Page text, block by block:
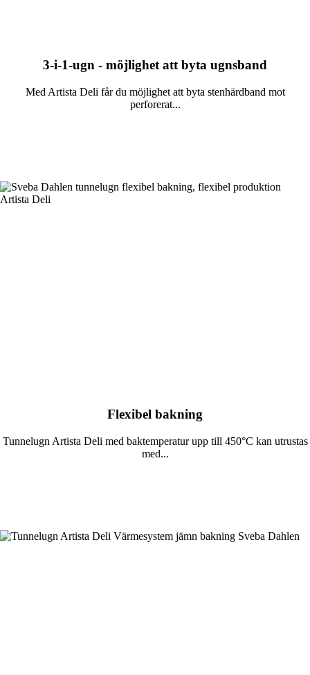
3-i-1-ugn - möjlighet att byta ugnsband
Med Artista Deli får du möjlighet att byta stenhärdband mot
perforerat...
Flexibel bakning
Tunnelugn Artista Deli med baktemperatur upp till 450°C kan utrustas
med...